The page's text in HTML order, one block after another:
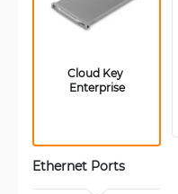
Cloud Key
Enterprise
Ethernet Ports